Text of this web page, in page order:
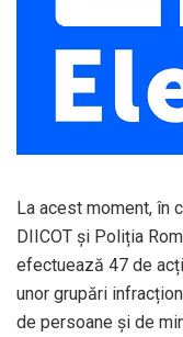
La acest moment, în
DIICOT și Poliția
efectuează 47 de
unor grupări
de persoane și de